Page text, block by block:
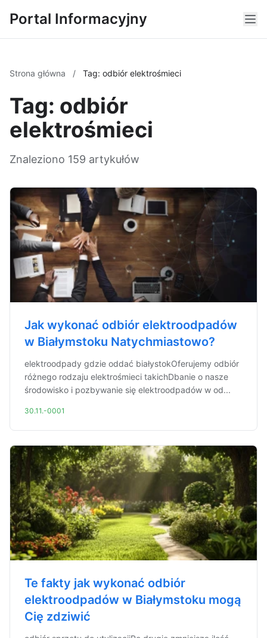
Portal Informacyjny
Strona główna / Tag: odbiór elektrośmieci
Tag: odbiór
elektrośmieci
Znaleziono 159 artykułów
Jak wykonać odbiór elektroodpadów
w Białymstoku Natychmiastowo?
elektroodpady gdzie oddać białystokOferujemy odbiór
różnego rodzaju elektrośmieci takichDbanie o nasze
środowisko i pozbywanie się elektroodpadów w od...
30.11.-0001
Te fakty jak wykonać odbiór
elektroodpadów w Białymstoku mogą
Cię zdziwić